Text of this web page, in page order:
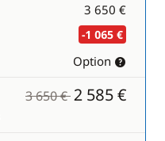
3 650 €
-1 065 €
Option
3 650 €2 585 €